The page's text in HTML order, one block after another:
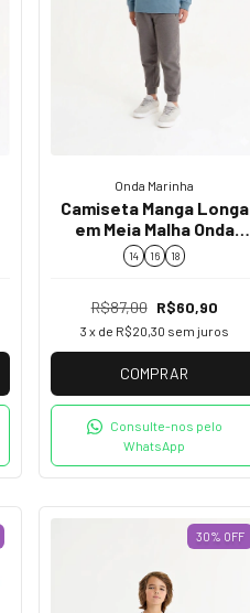
Onda Marinha
Camiseta Manga Longa
em Meia Malha Onda
Marinha 5261012
14 16 18
R$87,00 R$60,90
3 x de R$20,30 sem juros
COMPRAR
Consulte-nos pelo
WhatsApp
30% OFF